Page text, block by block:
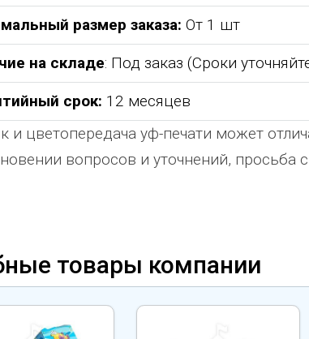
размер заказа: От 1 шт
на складе: Под заказ (Сроки
срок: 12 месяцев
и цветопередача уф-печати может
вопросов и уточнений, просьба
товары компании